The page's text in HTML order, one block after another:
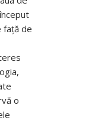
față de
o